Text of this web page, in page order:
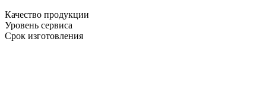
Качество продукции
Уровень сервиса
Срок изготовления